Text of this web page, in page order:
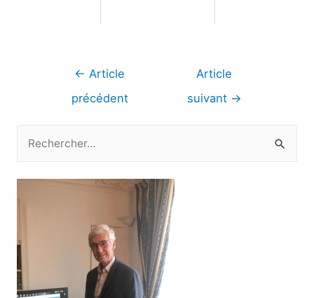
Navigation
← Article
précédent
Article
suivant →
c
h
r
c
h